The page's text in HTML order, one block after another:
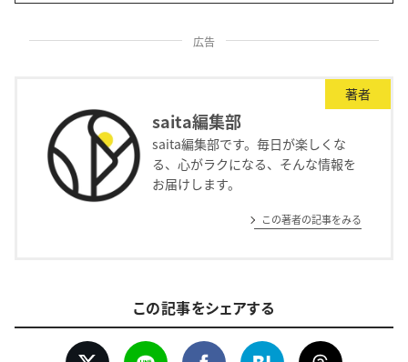
広告
著者
saita編集部
saita編集部です。毎日が楽しくな
る、心がラクになる、そんな情報を
お届けします。
この著者の記事をみる
この記事をシェアする